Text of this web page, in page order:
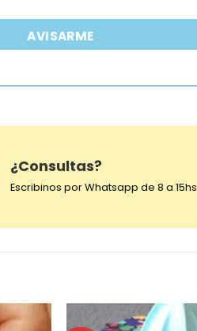
AVISARME
¿Consultas?
Escribinos por Whatsapp de 8 a 15hs